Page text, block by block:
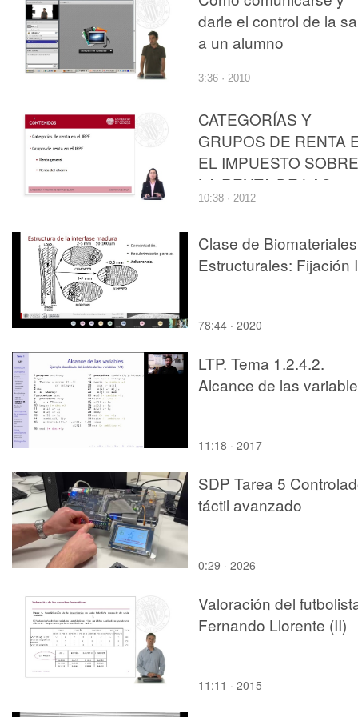
darle el control de la
a un alumno
3:36 · 2010
CATEGORÍAS Y
GRUPOS DE RENTA
EL IMPUESTO SOBRE
LA RENTA DE LAS
PERSONAS FÍSICAS
10:38 · 2012
Clase de Biomateriales
Estructurales: Fijación I
78:44 · 2020
LTP. Tema 1.2.4.2.
Alcance de las
11:18 · 2017
SDP Tarea 5
táctil avanzado
0:29 · 2026
Valoración del
Fernando Llorente (II)
11:11 · 2015